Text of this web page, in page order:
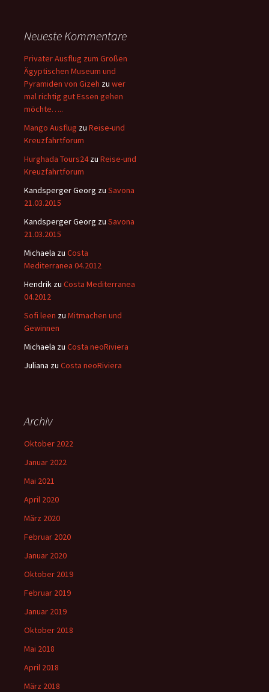
Neueste Kommentare
Privater Ausflug zum Großen
Ägyptischen Museum und
Pyramiden von Gizeh zu wer
mal richtig gut Essen gehen
möchte…..
Mango Ausflug zu Reise-und
Kreuzfahrtforum
Hurghada Tours24zu Reise-und
Kreuzfahrtforum
Kandsperger Georg zu Savona
21.03.2015
Kandsperger Georg zu Savona
21.03.2015
Michaela zu Costa
Mediterranea 04.2012
Hendrik zu Costa Mediterranea
04.2012
Sofi leen zu Mitmachen und
Gewinnen
Michaela zu Costa neoRiviera
Juliana zu Costa neoRiviera
Archiv
Oktober 2022
Januar 2022
Mai 2021
April 2020
März 2020
Februar 2020
Januar 2020
Oktober 2019
Februar 2019
Januar 2019
Oktober 2018
Mai 2018
April 2018
März 2018